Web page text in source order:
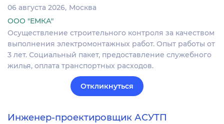
06 августа 2026 Москва
ООО "ЕМКА"
Осуществление строительного контроля за качеством
выполнения электромонтажных работ. Опыт работы от
3 лет. Социальный пакет, предоставление служебного
жилья, оплата транспортных расходов.
Откликнуться
Инженер-проектировщик АСУТП